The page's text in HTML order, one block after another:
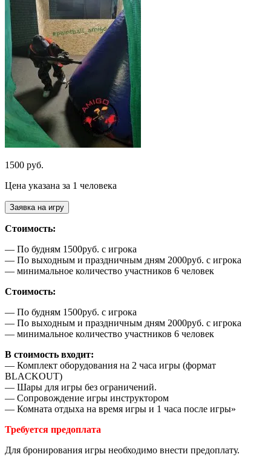
1500 руб.
Цена указана за 1 человека
Заявка на игру
Стоимость:
— По будням 1500руб. с игрока
— По выходным и праздничным дням 2000руб. с игрока
— минимальное количество участников 6 человек
Стоимость:
— По будням 1500руб. с игрока
— По выходным и праздничным дням 2000руб. с игрока
— минимальное количество участников 6 человек
В стоимость входит:
— Комплект оборудования на 2 часа игры (формат
BLACKOUT)
— Шары для игры без ограничений.
— Сопровождение игры инструктором
— Комната отдыха на время игры и 1 часа после игры»
Требуется предоплата
Для бронирования игры необходимо внести предоплату.